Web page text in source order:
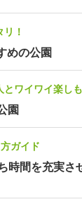
！
めの公園
ワイワイ楽し
園
ガイド
時間を充実さ